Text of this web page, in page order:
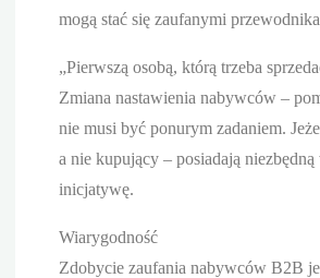
mogą stać się zaufanymi
„Pierwszą osobą, którą trzeba
Zmiana nastawienia nabywców –
nie musi być ponurym zadaniem.
a nie kupujący – posiadają
inicjatywę.
Wiarygodność
Zdobycie zaufania nabywców B2B